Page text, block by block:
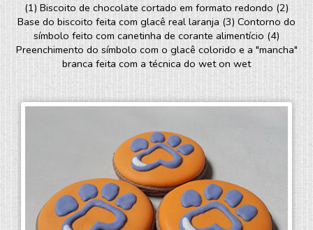
(1) Biscoito de chocolate cortado em formato redondo (2)
Base do biscoito feita com glacê real laranja (3) Contorno do
símbolo feito com canetinha de corante alimentício (4)
Preenchimento do símbolo com o glacê colorido e a "mancha"
branca feita com a técnica do wet on wet